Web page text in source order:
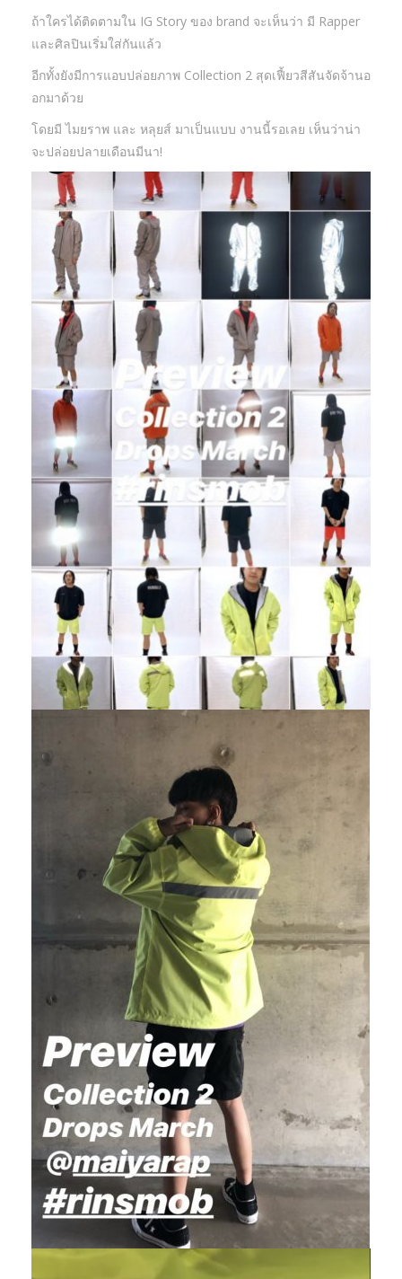
ถ้าใครได้ติดตามใน IG Story ของ brand จะเห็นว่า มี Rapper
และศิลปินเริ่มใส่กันแล้ว
อีกทั้งยังมีการแอบปล่อยภาพ Collection 2 สุดเฟี้ยวสีสันจัดจ้านอ
อกมาด้วย
โดยมี ไมยราพ และ หลุยส์ มาเป็นแบบ งานนี้รอเลย เห็นว่าน่า
จะปล่อยปลายเดือนมีนา!